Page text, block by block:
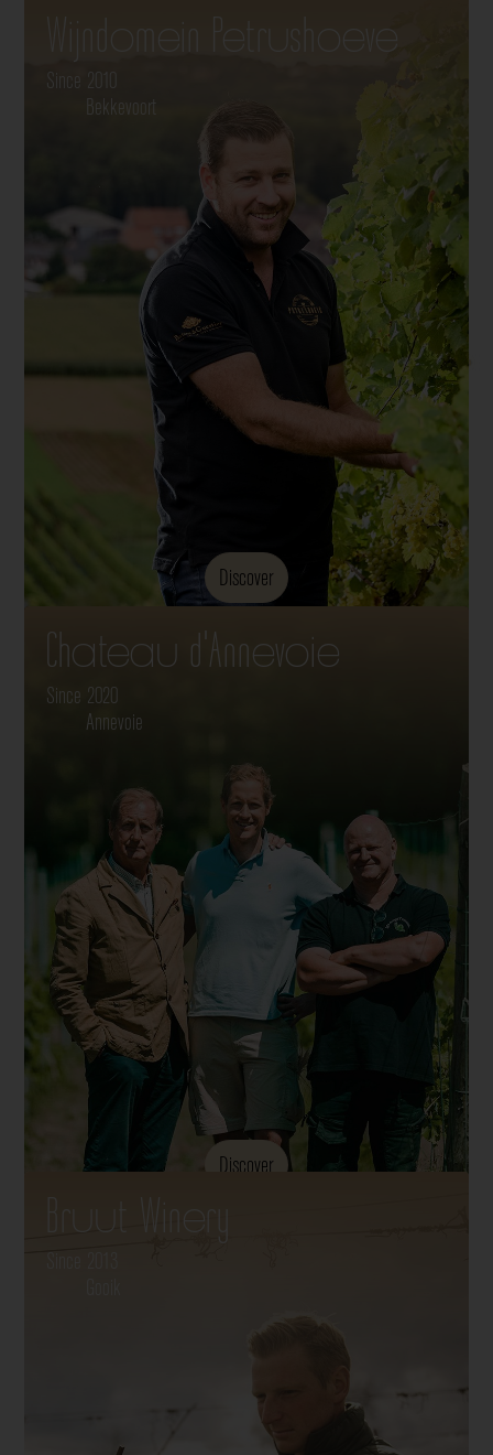
Wijndomein Petrushoeve
Since 2010
Bekkevoort
Discover
Chateau d'Annevoie
Since 2020
Annevoie
Discover
Bruut Winery